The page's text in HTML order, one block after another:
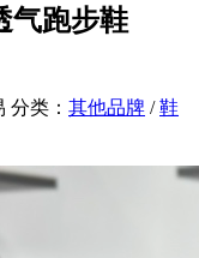
气跑步鞋
分类： 其他品牌 /鞋